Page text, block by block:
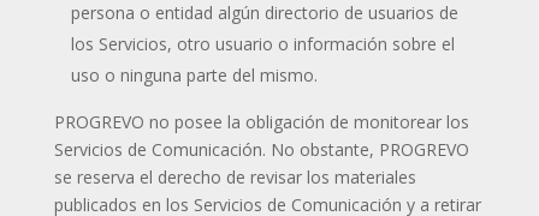
persona o entidad algún directorio de usuarios de
los Servicios, otro usuario o información sobre el
uso o ninguna parte del mismo.
PROGREVO no posee la obligación de monitorear los
Servicios de Comunicación. No obstante, PROGREVO
se reserva el derecho de revisar los materiales
publicados en los Servicios de Comunicación y a retirar